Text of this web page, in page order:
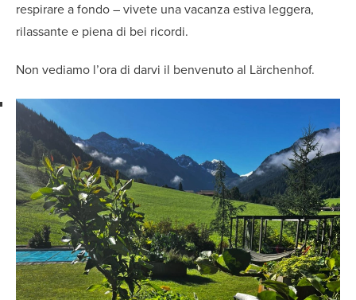
respirare a fondo – vivete una vacanza estiva leggera,
rilassante e piena di bei ricordi.
Non vediamo l’ora di darvi il benvenuto al Lärchenhof.